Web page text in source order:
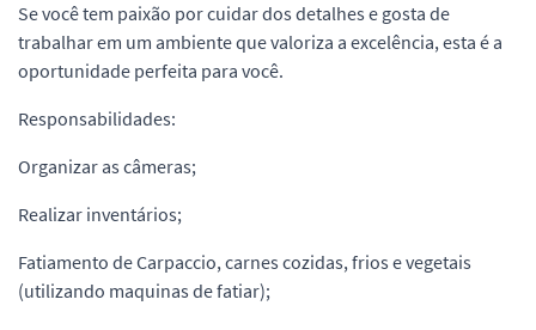
Se você tem paixão por cuidar dos detalhes e gosta de
trabalhar em um ambiente que valoriza a excelência, esta é a
oportunidade perfeita para você.
Responsabilidades:
Organizar as câmeras;
Realizar inventários;
Fatiamento de Carpaccio, carnes cozidas, frios e vegetais
(utilizando maquinas de fatiar);